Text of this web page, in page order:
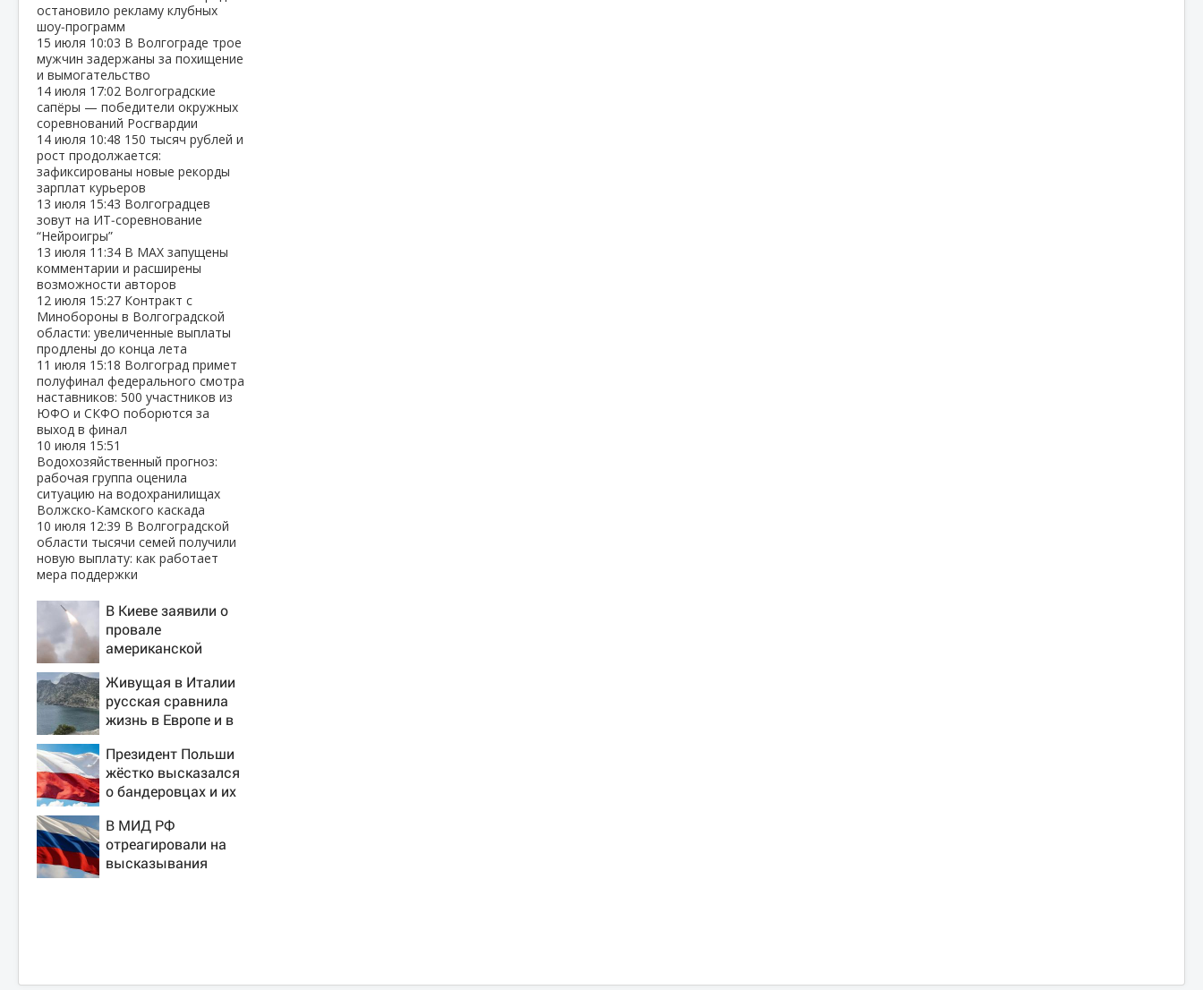
остановило рекламу клубных
шоу‑программ
15 июля 10:03 В Волгограде трое
мужчин задержаны за похищение
и вымогательство
14 июля 17:02 Волгоградские
сапёры — победители окружных
соревнований Росгвардии
14 июля 10:48 150 тысяч рублей и
рост продолжается:
зафиксированы новые рекорды
зарплат курьеров
13 июля 15:43 Волгоградцев
зовут на ИТ‑соревнование
“Нейроигры”
13 июля 11:34 В МАХ запущены
комментарии и расширены
возможности авторов
12 июля 15:27 Контракт с
Минобороны в Волгоградской
области: увеличенные выплаты
продлены до конца лета
11 июля 15:18 Волгоград примет
полуфинал федерального смотра
наставников: 500 участников из
ЮФО и СКФО поборются за
выход в финал
10 июля 15:51
Водохозяйственный прогноз:
рабочая группа оценила
ситуацию на водохранилищах
Волжско‑Камского каскада
10 июля 12:39 В Волгоградской
области тысячи семей получили
новую выплату: как работает
мера поддержки
В Киеве заявили о
провале
американской
лучника» против
России
Живущая в Италии
русская сравнила
жизнь в Европе и в
Президент Польши
жёстко высказался
о бандеровцах и их
В МИД РФ
отреагировали на
высказывания